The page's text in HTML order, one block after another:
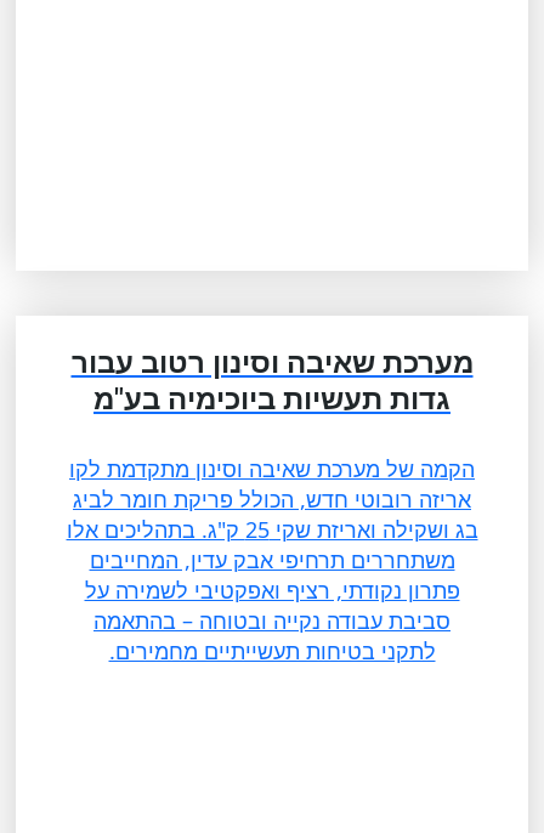
מערכת שאיבה וסינון רטוב עבור
גדות תעשיות ביוכימיה בע"מ
הקמה של מערכת שאיבה וסינון מתקדמת לקו
אריזה רובוטי חדש, הכולל פריקת חומר לביג
בג ושקילה ואריזת שקי 25 ק"ג. בתהליכים אלו
משתחררים תרחיפי אבק עדין, המחייבים
פתרון נקודתי, רציף ואפקטיבי לשמירה על
סביבת עבודה נקייה ובטוחה – בהתאמה
לתקני בטיחות תעשייתיים מחמירים.